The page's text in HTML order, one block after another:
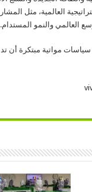
العالمية، مثل
العالمي والنمو المستدام.
مواتية مبتكرة أن